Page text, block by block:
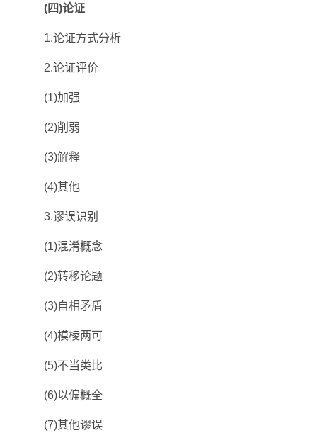
(四)论证
1.论证方式分析
2.论证评价
(1)加强
(2)削弱
(3)解释
(4)其他
3.谬误识别
(1)混淆概念
(2)转移论题
(3)自相矛盾
(4)模棱两可
(5)不当类比
(6)以偏概全
(7)其他谬误